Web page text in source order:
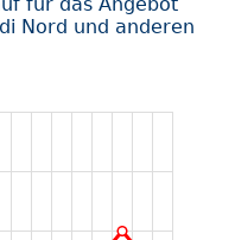
Nord und anderen